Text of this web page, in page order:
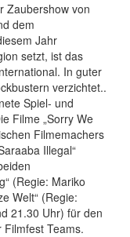
Zaubershow von
dem
Jahr
setzt, ist das
In guter
verzichtet..
Spiel- und
Filme „Sorry We
Filmemachers
Illegal“
(Regie: Mariko
Welt“ (Regie:
21.30 Uhr) für den
Teams.